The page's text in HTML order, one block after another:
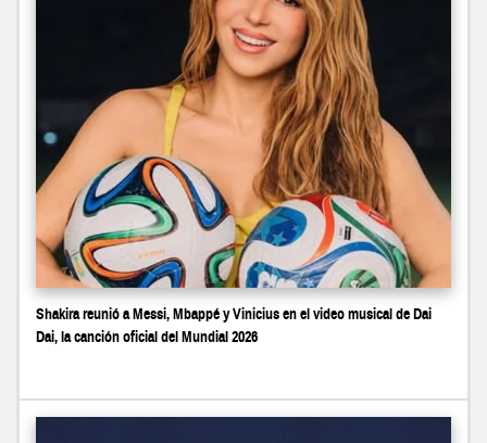
Shakira reunió a Messi, Mbappé y Vinicius en el video musical de Dai
Dai, la canción oficial del Mundial 2026